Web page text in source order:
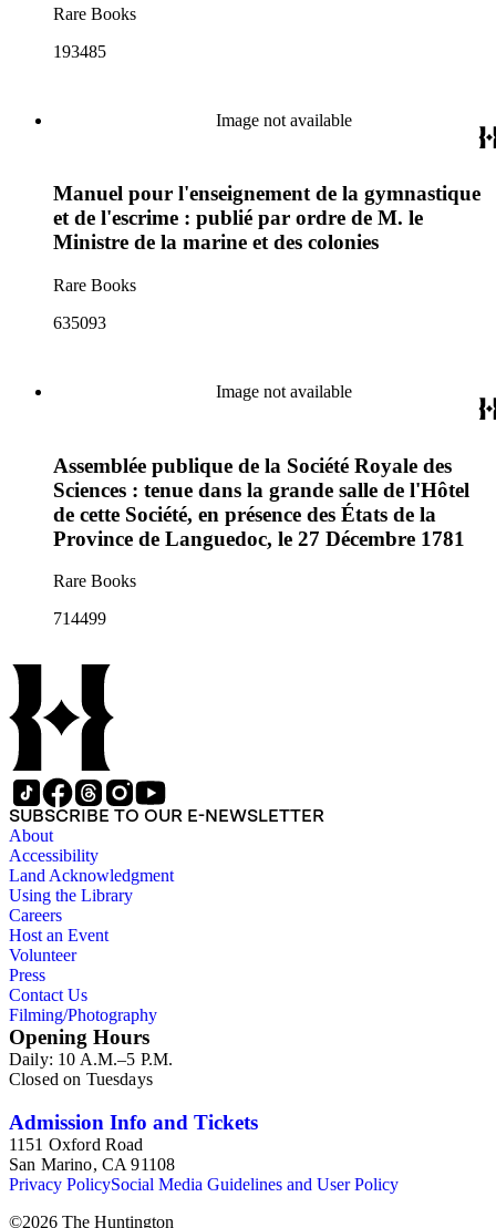
Rare Books
193485
Image not available
Manuel pour l'enseignement de la gymnastique
et de l'escrime : publié par ordre de M. le
Ministre de la marine et des colonies
Rare Books
635093
Image not available
Assemblée publique de la Société Royale des
Sciences : tenue dans la grande salle de l'Hôtel
de cette Société, en présence des États de la
Province de Languedoc, le 27 Décembre 1781
Rare Books
714499
SUBSCRIBE TO OUR E-NEWSLETTER
About
Accessibility
Land Acknowledgment
Using the Library
Careers
Host an Event
Volunteer
Press
Contact Us
Filming/Photography
Opening Hours
Daily: 10 A.M.–5 P.M.
Closed on Tuesdays
Admission Info and Tickets
1151 Oxford Road
San Marino, CA 91108
Privacy PolicySocial Media Guidelines and User Policy
©2026 The Huntington